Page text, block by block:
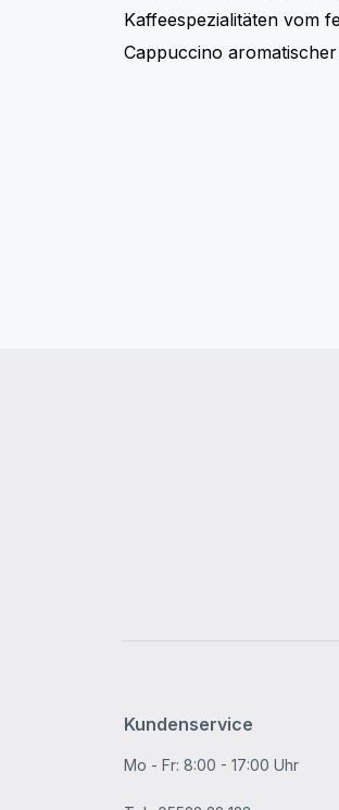
Kaffeespezialitäten vom
Cappuccino
Kundenservice
Mo - Fr: 8:00 - 17:00 Uhr